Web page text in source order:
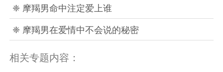
❈ 摩羯男命中注定爱上谁
❈ 摩羯男在爱情中不会说的秘密
相关专题内容：